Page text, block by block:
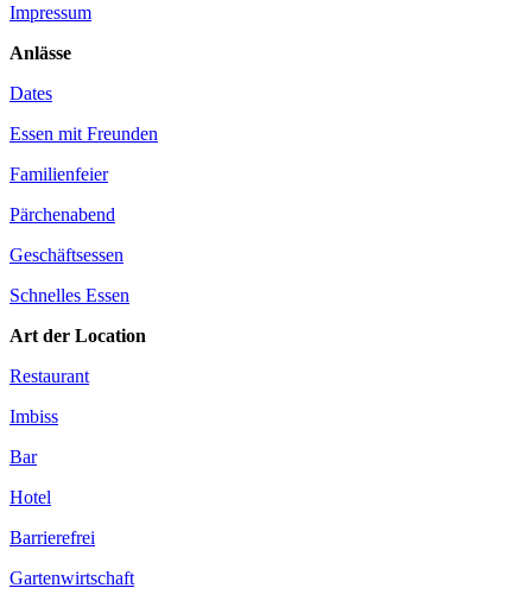
Impressum
Anlässe
Dates
Essen mit Freunden
Familienfeier
Pärchenabend
Geschäftsessen
Schnelles Essen
Art der Location
Restaurant
Imbiss
Bar
Hotel
Barrierefrei
Gartenwirtschaft